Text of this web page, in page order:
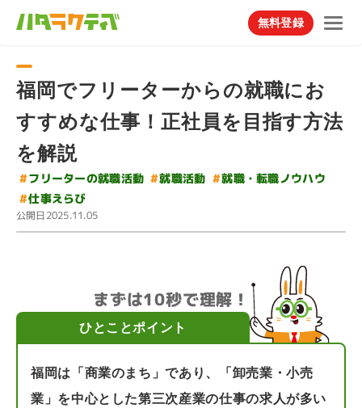
無料登録
福岡でフリーターからの就職にお
すすめな仕事！正社員を目指す方法
を解説
#フリーターの就職活動 #就職活動 #就職・転職ノウハウ
#仕事えらび
公開日2025.11.05
まずは10秒で理解！
ひとことポイント
福岡は「商業のまち」であり、「卸売業・小売
業」を中心とした第三次産業の仕事の求人が多い